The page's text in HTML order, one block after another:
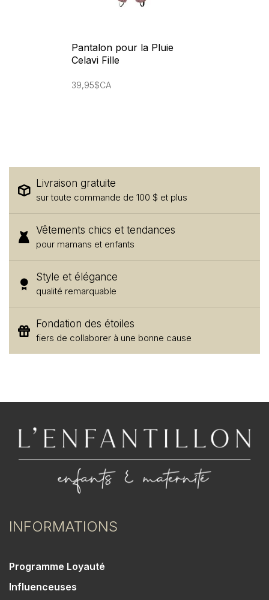
Pantalon pour la Pluie
Celavi Fille
39,95$CA
Livraison gratuite
sur toute commande de 100 $ et plus
Vêtements chics et tendances
pour mamans et enfants
Style et élégance
qualité remarquable
Fondation des étoiles
fiers de collaborer à une bonne cause
INFORMATIONS
Programme Loyauté
Influenceuses